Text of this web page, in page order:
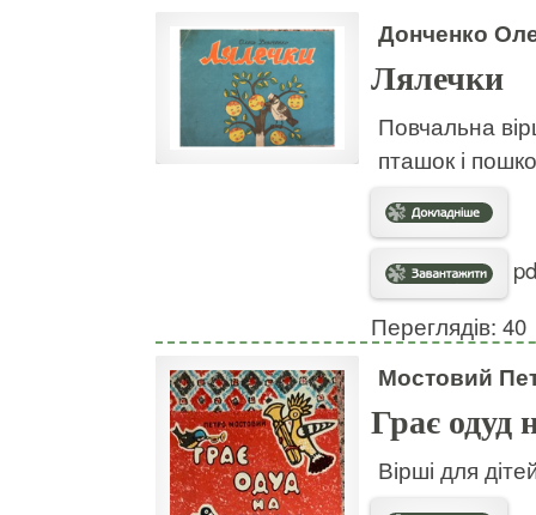
Донченко
Лялечки
Повчальна
пташок і
Переглядів: 40
Мостовий
Грає одуд
Вірші для